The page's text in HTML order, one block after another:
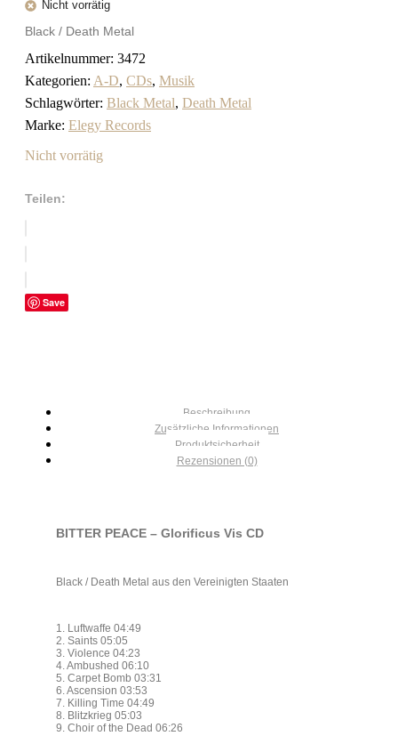
Nicht vorrätig
Black / Death Metal
Artikelnummer: 3472
Kategorien: A-D, CDs, Musik
Schlagwörter: Black Metal, Death Metal
Marke: Elegy Records
Nicht vorrätig
Teilen:
Save
Beschreibung
Zusätzliche Informationen
Produktsicherheit
Rezensionen (0)
BITTER PEACE – Glorificus Vis CD
Black / Death Metal aus den Vereinigten Staaten
1. Luftwaffe 04:49
2. Saints 05:05
3. Violence 04:23
4. Ambushed 06:10
5. Carpet Bomb 03:31
6. Ascension 03:53
7. Killing Time 04:49
8. Blitzkrieg 05:03
9. Choir of the Dead 06:26